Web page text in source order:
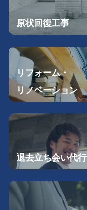
原状回復工事
リフォーム・
リノベーション
退去立ち会い代行